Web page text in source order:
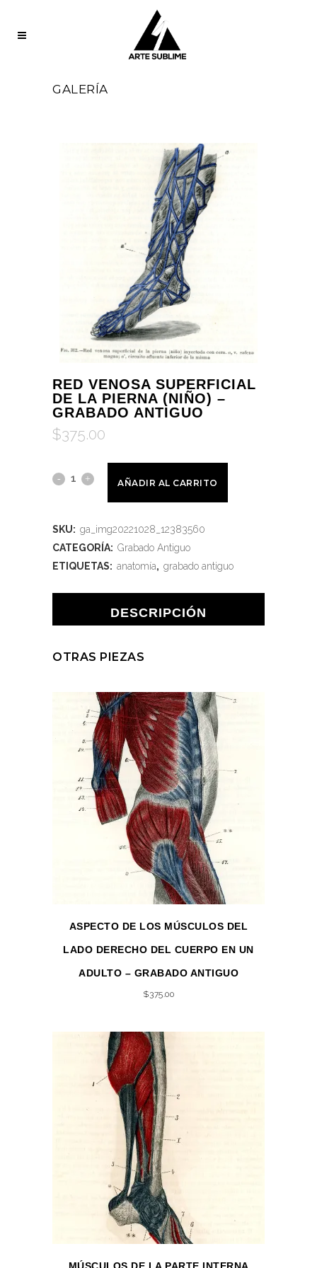
GALERÍA
RED VENOSA SUPERFICIAL
DE LA PIERNA (NIÑO) –
GRABADO ANTIGUO
$375.00
AÑADIR AL CARRITO
SKU: ga_img20221028_12383560
CATEGORÍA: Grabado Antiguo
ETIQUETAS: anatomía, grabado antiguo
DESCRIPCIÓN
OTRAS PIEZAS
ASPECTO DE LOS MÚSCULOS DEL
LADO DERECHO DEL CUERPO EN UN
ADULTO – GRABADO ANTIGUO
$375.00